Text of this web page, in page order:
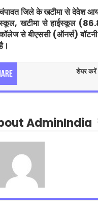
जिले के खटीमा से देवेश
खटीमा से हाईस्कूल
से बीएससी (ऑनर्स)
शेयर करें
AdminIndia